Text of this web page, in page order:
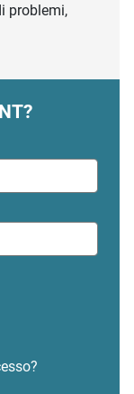
problemi,